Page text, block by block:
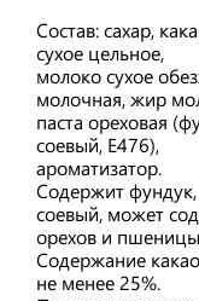
Состав: сахар,
сухое цельное,
молоко сухое
молочная, жир
паста ореховая
соевый, Е476),
ароматизатор.
Содержит
соевый, может
орехов и
Содержание
не менее 25%.